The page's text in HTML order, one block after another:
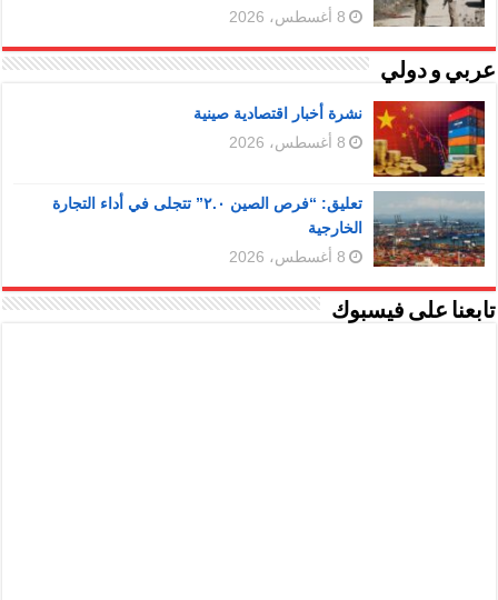
8 أغسطس، 2026
عربي و دولي
نشرة أخبار اقتصادية صينية
8 أغسطس، 2026
تعليق: “فرص الصين ٢.٠” تتجلى في أداء التجارة
الخارجية
8 أغسطس، 2026
تابعنا على فيسبوك